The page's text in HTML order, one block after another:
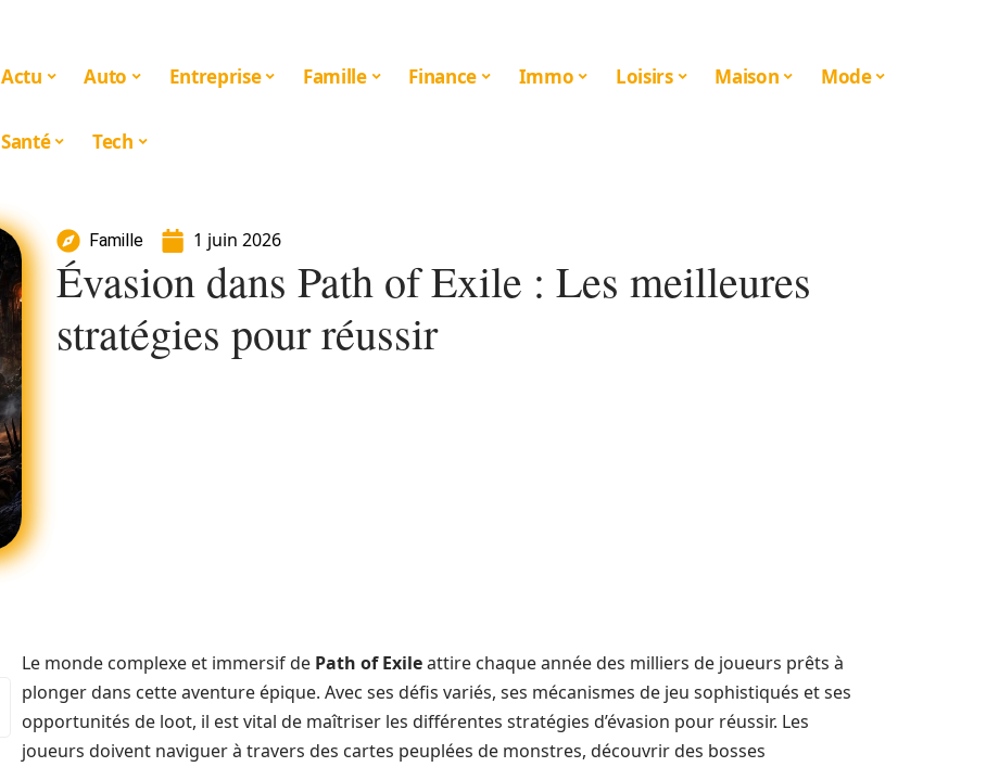
Actu Auto Entreprise Famille Finance Immo Loisirs Maison Mode
Santé Tech
Famille 1 juin 2026
Évasion dans Path of Exile : Les meilleures
stratégies pour réussir
Le monde complexe et immersif de Path of Exileattire chaque année des milliers de joueurs prêts à
plonger dans cette aventure épique. Avec ses défis variés, ses mécanismes de jeu sophistiqués et ses
opportunités de loot, il est vital de maîtriser les différentes stratégies d’évasion pour réussir. Les
joueurs doivent naviguer à travers des cartes peuplées de monstres, découvrir des bosses